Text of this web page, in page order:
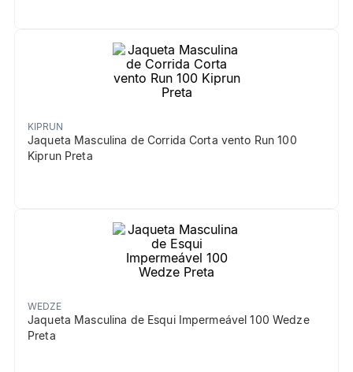
KIPRUN
Jaqueta Masculina de Corrida Corta vento Run 100
Kiprun Preta
WEDZE
Jaqueta Masculina de Esqui Impermeável 100 Wedze
Preta